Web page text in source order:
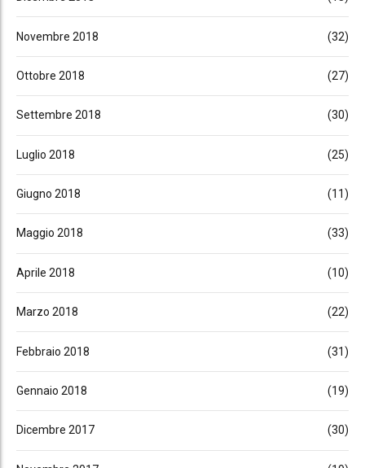
Novembre 2018 (32)
Ottobre 2018 (27)
Settembre 2018 (30)
Luglio 2018 (25)
Giugno 2018 (11)
Maggio 2018 (33)
Aprile 2018 (10)
Marzo 2018 (22)
Febbraio 2018 (31)
Gennaio 2018 (19)
Dicembre 2017 (30)